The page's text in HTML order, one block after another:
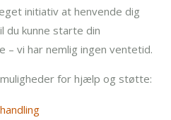
initiativ at henvende dig
du kunne starte din
– vi har nemlig ingen ventetid.
for hjælp og støtte: